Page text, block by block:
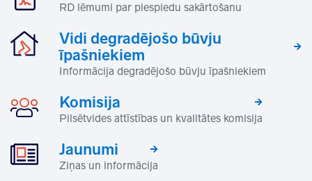
RD lēmumi par piespiedu sakārtošanu
Vidi degradējošo būvju
īpašniekiem
Informācija degradējošo būvju īpašniekiem
Komisija
Pilsētvides attīstības un kvalitātes komisija
Jaunumi
Ziņas un informācija